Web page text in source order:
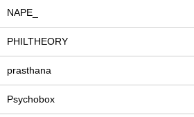
NAPE_
PHILTHEORY
prasthana
Psychobox